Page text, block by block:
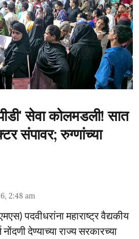
सेवा कोलमडली! सात
संपावर; रुग्णांच्या
2:48 am
पदवीधरांना महाराष्ट्र वैद्यकीय
देण्याच्या राज्य सरकारच्या